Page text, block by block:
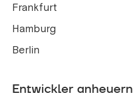
Frankfurt
Hamburg
Berlin
Entwickler anheuern